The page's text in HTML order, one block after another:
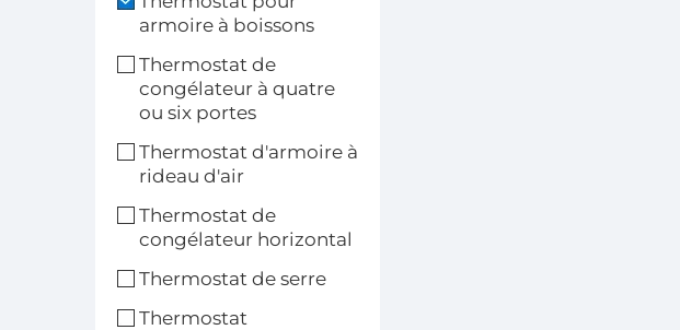
armoire à boissons
Thermostat de
congélateur à quatre
ou six portes
Thermostat d'armoire à
rideau d'air
Thermostat de
congélateur horizontal
Thermostat de serre
Thermostat